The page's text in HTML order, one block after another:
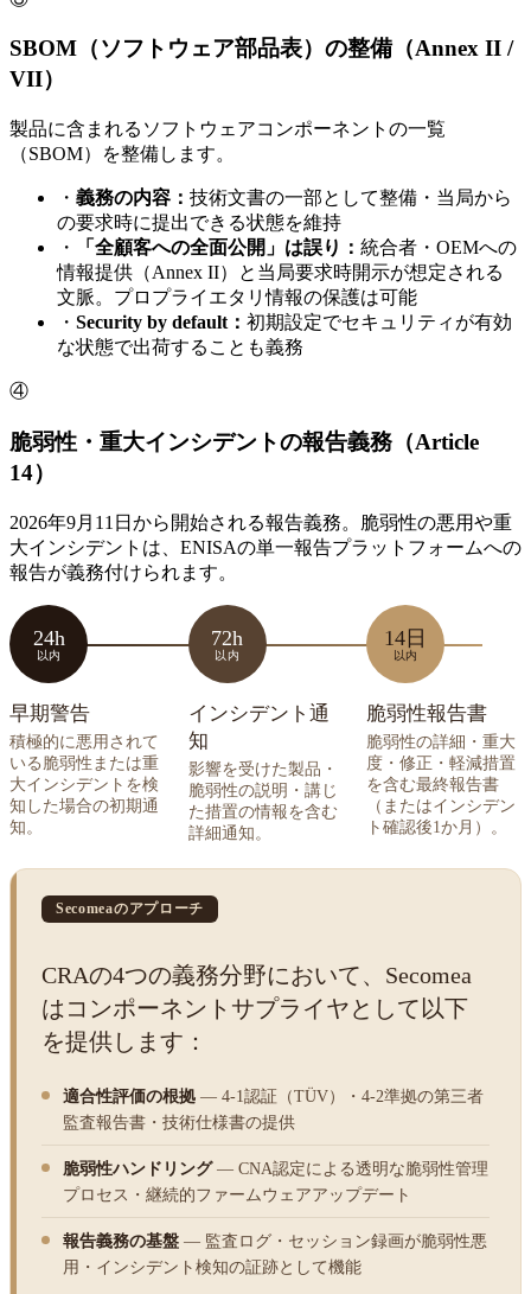
SBOM（ソフトウェア部品表）の整備（Annex II /
VII）
製品に含まれるソフトウェアコンポーネントの一覧
（SBOM）を整備します。
・ 義務の内容： 技術文書の一部として整備・当局から
の要求時に提出できる状態を維持
・
「全顧客への全面公開」は誤り： 統合者・OEMへの
情報提供（Annex II）と当局要求時開示が想定される
文脈。プロプライエタリ情報の保護は可能
・ Security by default： 初期設定でセキュリティが有効
な状態で出荷することも義務
④
脆弱性・重大インシデントの報告義務（Article
14）
2026年9月11日から開始される報告義務。脆弱性の悪用や重
大インシデントは、ENISAの単一報告プラットフォームへの
報告が義務付けられます。
24h
以内
早期警告
積極的に悪用されて
いる脆弱性または重
大インシデントを検
知した場合の初期通
知。
72h
以内
インシデント通
知
影響を受けた製品・
脆弱性の説明・講じ
た措置の情報を含む
詳細通知。
14日
以内
脆弱性報告書
脆弱性の詳細・重大
度・修正・軽減措置
を含む最終報告書
（またはインシデン
ト確認後1か月）。
Secomeaのアプローチ
CRAの4つの義務分野において、Secomea
はコンポーネントサプライヤとして以下
を提供します：
適合性評価の根拠 — 4-1認証（TÜV）・4-2準拠の第三者
監査報告書・技術仕様書の提供
脆弱性ハンドリング— CNA認定による透明な脆弱性管理
プロセス・継続的ファームウェアアップデート
報告義務の基盤 — 監査ログ・セッション録画が脆弱性悪
用・インシデント検知の証跡として機能